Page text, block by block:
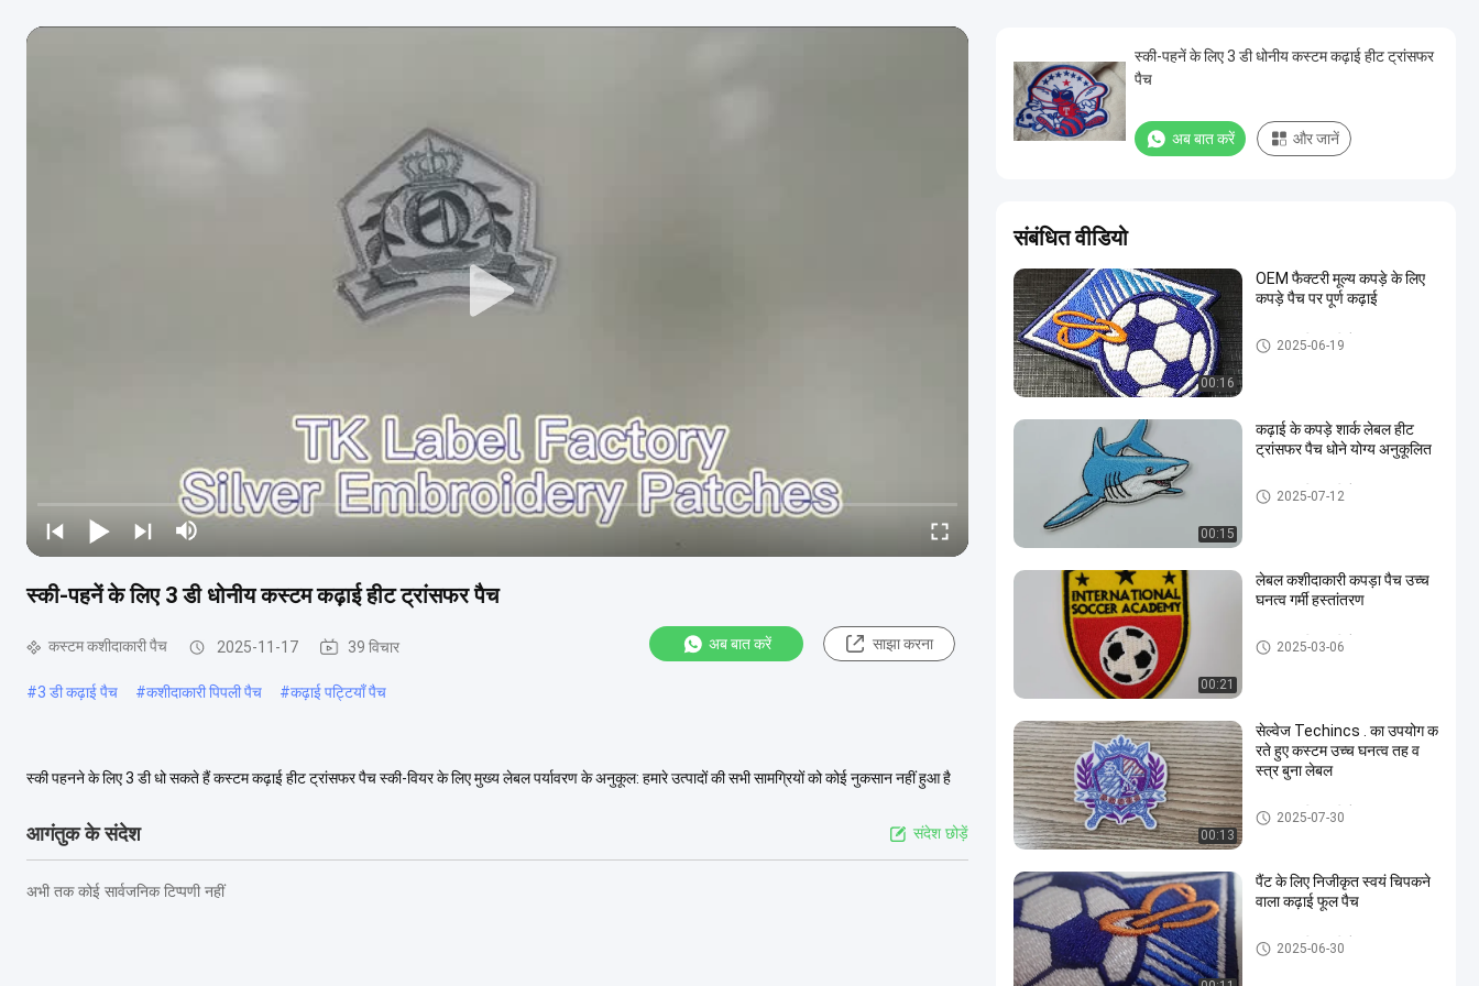
स्की-पहनें के लिए 3 डी धोनीय कस्टम कढ़ाई हीट ट्रांसफर पैच
कस्टम कशीदाकारी पैच 2025-11-17 39 विचार अब बात करें साझा करना
#3 डी कढ़ाई पैच #कशीदाकारी पिपली पैच #कढ़ाई पट्टियाँ पैच
स्की पहनने के लिए 3 डी धो सकते हैं कस्टम कढ़ाई हीट ट्रांसफर पैच स्की-वियर के लिए मुख्य लेबल पर्यावरण के अनुकूल: हमारे उत्पादों की सभी सामग्रियों को कोई नुकसान नहीं हुआ है
आगंतुक के संदेश संदेश छोड़ें
अभी तक कोई सार्वजनिक टिप्पणी नहीं
स्की-पहनें के लिए 3 डी धोनीय कस्टम कढ़ाई हीट ट्रांसफर
पैच
अब बात करें और जानें
संबंधित वीडियो
00:16
OEM फैक्टरी मूल्य कपड़े के लिए
कपड़े पैच पर पूर्ण कढ़ाई
कस्टम कशीदाकारी पैच
2025-06-19
00:15
कढ़ाई के कपड़े शार्क लेबल हीट
ट्रांसफर पैच धोने योग्य अनुकूलित
कस्टम कशीदाकारी पैच
2025-07-12
00:21
लेबल कशीदाकारी कपड़ा पैच उच्च
घनत्व गर्मी हस्तांतरण
कस्टम कशीदाकारी पैच
2025-03-06
00:13
सेल्वेज Techincs . का उपयोग क
रते हुए कस्टम उच्च घनत्व तह व
स्त्र बुना लेबल
कस्टम कशीदाकारी पैच
2025-07-30
पैंट के लिए निजीकृत स्वयं चिपकने
वाला कढ़ाई फूल पैच
कस्टम कशीदाकारी पैच
2025-06-30